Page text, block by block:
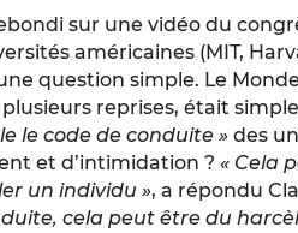
sur une vidéo du
américaines (MIT,
question simple. Le
reprises, était
le code de conduite » des
et d’intimidation ? « Cela
un individu », a répondu
cela peut être du